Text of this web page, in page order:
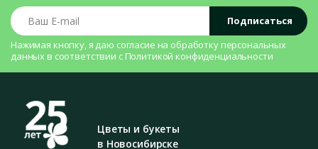
Ваш E-mail
Подписаться
Нажимая кнопку, я даю согласие на обработку персональных
данных в соответствии с Политикой конфиденциальности
Цветы и букеты
в Новосибирске